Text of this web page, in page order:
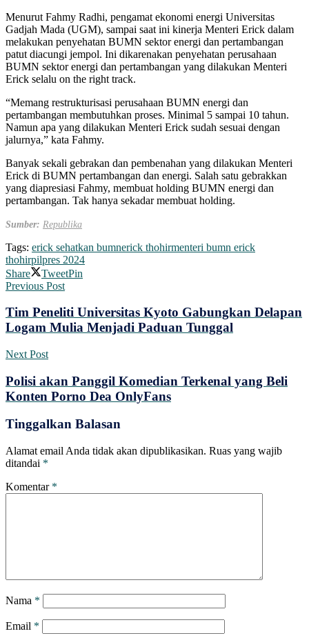
Menurut Fahmy Radhi, pengamat ekonomi energi Universitas
Gadjah Mada (UGM), sampai saat ini kinerja Menteri Erick dalam
melakukan penyehatan BUMN sektor energi dan pertambangan
patut diacungi jempol. Ini dikarenakan penyehatan perusahaan
BUMN sektor energi dan pertambangan yang dilakukan Menteri
Erick selalu on the right track.
“Memang restrukturisasi perusahaan BUMN energi dan
pertambangan membutuhkan proses. Minimal 5 sampai 10 tahun.
Namun apa yang dilakukan Menteri Erick sudah sesuai dengan
jalurnya,” kata Fahmy.
Banyak sekali gebrakan dan pembenahan yang dilakukan Menteri
Erick di BUMN pertambangan dan energi. Salah satu gebrakkan
yang diapresiasi Fahmy, membuat holding BUMN energi dan
pertambangan. Tak hanya sekadar membuat holding.
Sumber: Republika
Tags: erick sehatkan bumnerick thohirmenteri bumn erick
thohirpilpres 2024
Share
TweetPin
Previous Post
Tim Peneliti Universitas Kyoto Gabungkan Delapan
Logam Mulia Menjadi Paduan Tunggal
Next Post
Polisi akan Panggil Komedian Terkenal yang Beli
Konten Porno Dea OnlyFans
Tinggalkan Balasan
Alamat email Anda tidak akan dipublikasikan. Ruas yang wajib
ditandai *
Komentar *
Nama *
Email *